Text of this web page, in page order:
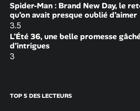
Spider-Man : Brand New Day, le
qu’on avait presque oublié d’aimer
3.5
L’Été 36, une belle promesse
d’intrigues
3
TOP 5 DES LECTEURS